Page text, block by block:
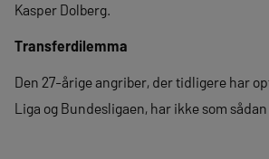
Kasper Dolberg.
Transferdilemma
Den 27-årige angriber, der tidligere har
Liga og Bundesligaen, har ikke som